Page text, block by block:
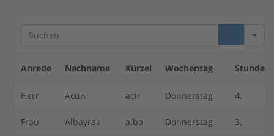
r
Anrede Nachname Kürzel Wochentag Stunde
Herr Acun acir Donnerstag 4.
Frau Albayrak alba Donnerstag 3.